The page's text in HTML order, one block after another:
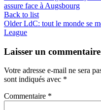
assure face à Augsbourg
Back to list
Older LdC: tout le monde se
League
Laisser un commentaire
Votre adresse e-mail ne sera
sont indiqués avec *
Commentaire *